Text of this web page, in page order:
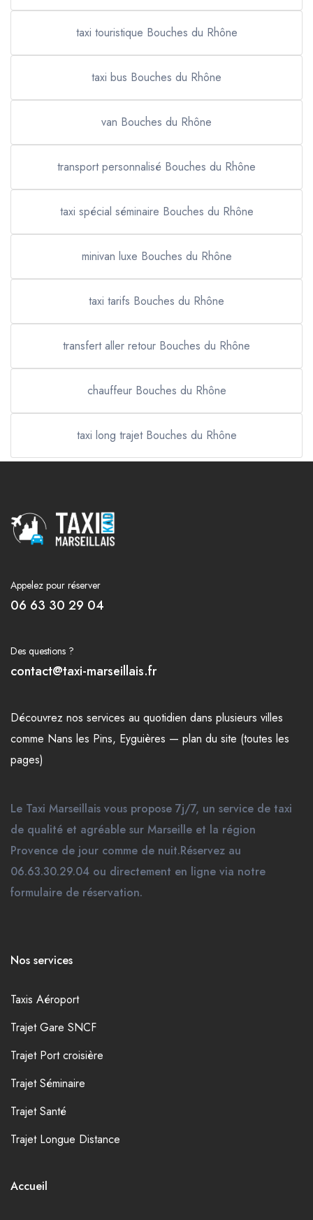
taxi touristique Bouches du Rhône
taxi bus Bouches du Rhône
van Bouches du Rhône
transport personnalisé Bouches du Rhône
taxi spécial séminaire Bouches du Rhône
minivan luxe Bouches du Rhône
taxi tarifs Bouches du Rhône
transfert aller retour Bouches du Rhône
chauffeur Bouches du Rhône
taxi long trajet Bouches du Rhône
Appelez pour réserver
06 63 30 29 04
Des questions ?
contact@taxi-marseillais.fr
Découvrez nos services au quotidien dans plusieurs villes
comme Nans les Pins, Eyguières — plan du site (toutes les
pages)
Le Taxi Marseillais vous propose 7j/7, un service de taxi
de qualité et agréable sur Marseille et la région
Provence de jour comme de nuit.Réservez au
06.63.30.29.04 ou directement en ligne via notre
formulaire de réservation.
Nos services
Taxis Aéroport
Trajet Gare SNCF
Trajet Port croisière
Trajet Séminaire
Trajet Santé
Trajet Longue Distance
Accueil